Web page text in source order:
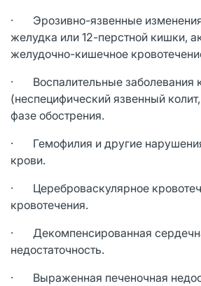
· Эрозивно-язвенные изменения
желудка или 12-перстной кишки,
желудочно-кишечное
· Воспалительные заболевания
(неспецифический язвенный
фазе обострения.
· Гемофилия и другие
крови.
· Цереброваскулярное
кровотечения.
· Декомпенсированная
недостаточность.
· Выраженная печеночная